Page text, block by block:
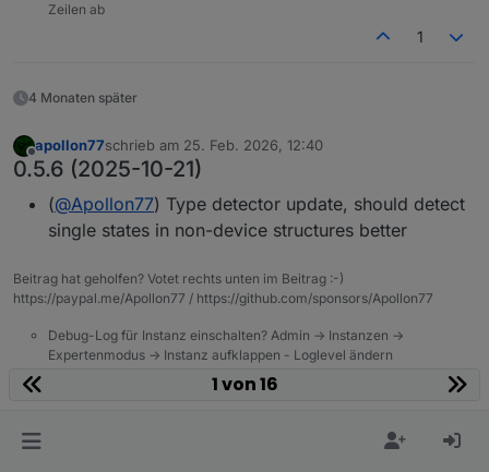
Zeilen ab
1
4 Monaten später
Offline
apollon77schrieb am 25. Feb. 2026, 12:40
zuletzt editiert von
0.5.6 (2025-10-21)
(@Apollon77) Type detector update, should detect
single states in non-device structures better
Beitrag hat geholfen? Votet rechts unten im Beitrag :-)
https://paypal.me/Apollon77 / https://github.com/sponsors/Apollon77
Debug-Log für Instanz einschalten? Admin -> Instanzen ->
Expertenmodus -> Instanz aufklappen - Loglevel ändern
Logfiles auf Platte /opt/iobroker/log/… nutzen, Admin schneidet
1 von 16